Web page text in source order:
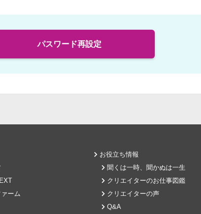
パスワード再設定
ーム
お役立ち情報
聞くは一時、聞かぬは一生
クリエイターのお仕事図鑑
クリエイターの声
Q&A